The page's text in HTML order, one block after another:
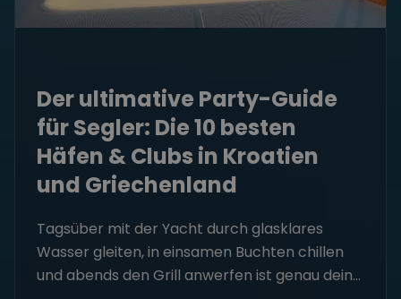
Der ultimative Party-Guide
für Segler: Die 10 besten
Häfen & Clubs in Kroatien
und Griechenland
Tagsüber mit der Yacht durch glasklares
Wasser gleiten, in einsamen Buchten chillen
und abends den Grill anwerfen ist genau dein...